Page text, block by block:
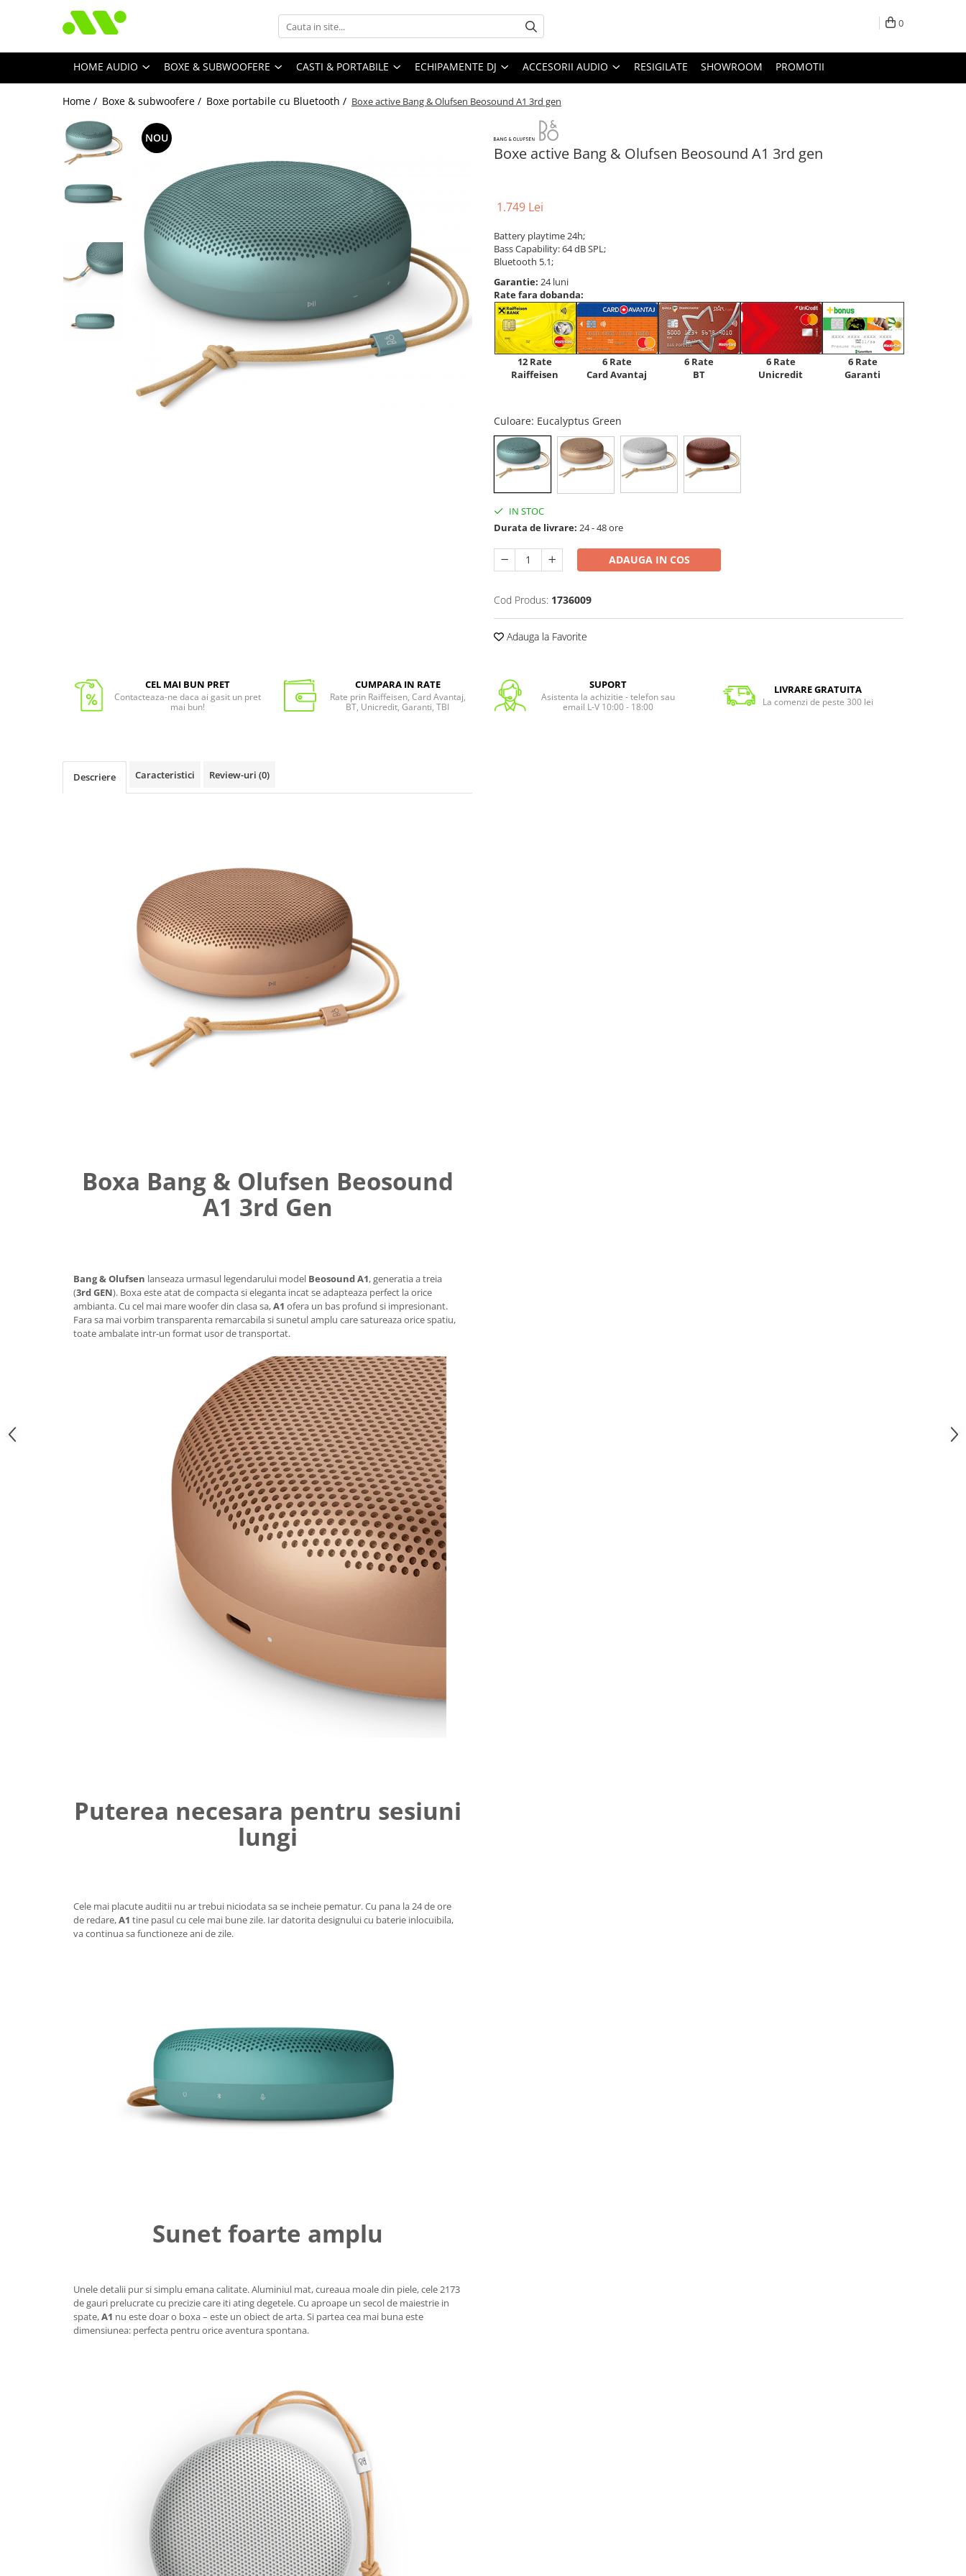
0
HOME AUDIO BOXE & SUBWOOFERE CASTI & PORTABILE ECHIPAMENTE DJ ACCESORII AUDIO RESIGILATE SHOWROOM PROMOTII
Home / Boxe & subwoofere / Boxe portabile cu Bluetooth / Boxe active Bang & Olufsen Beosound A1 3rd gen
Boxe active Bang & Olufsen Beosound A1 3rd gen
NOU
1.749 Lei
Battery playtime 24h;
Bass Capability: 64 dB SPL;
Bluetooth 5.1;
Garantie: 24 luni
Rate fara dobanda:
12 Rate
Raiffeisen
6 Rate
Card Avantaj
6 Rate
BT
6 Rate
Unicredit
6 Rate
Garanti
Culoare: Eucalyptus Green
IN STOC
Durata de livrare: 24 - 48 ore
ADAUGA IN COS
Cod Produs: 1736009
Adauga la Favorite
CEL MAI BUN PRET
Contacteaza-ne daca ai gasit un pret
mai bun!
CUMPARA IN RATE
Rate prin Raiffeisen, Card Avantaj,
BT, Unicredit, Garanti, TBI
SUPORT
Asistenta la achizitie - telefon sau
email L-V 10:00 - 18:00
LIVRARE GRATUITA
La comenzi de peste 300 lei
Descriere Caracteristici Review-uri (0)
Boxa Bang & Olufsen Beosound
A1 3rd Gen
Bang & Olufsen lanseaza urmasul legendarului model Beosound A1, generatia a treia
(3rd GEN). Boxa este atat de compacta si eleganta incat se adapteaza perfect la orice
ambianta. Cu cel mai mare woofer din clasa sa,A1 ofera un bas profund si impresionant.
Fara sa mai vorbim transparenta remarcabila si sunetul amplu care satureaza orice spatiu,
toate ambalate intr-un format usor de transportat.
Puterea necesara pentru sesiuni
lungi
Cele mai placute auditii nu ar trebui niciodata sa se incheie pematur. Cu pana la 24 de ore
de redare,A1 tine pasul cu cele mai bune zile. Iar datorita designului cu baterie inlocuibila,
va continua sa functioneze ani de zile.
Sunet foarte amplu
Unele detalii pur si simplu emana calitate. Aluminiul mat, cureaua moale din piele, cele 2173
de gauri prelucrate cu precizie care iti ating degetele. Cu aproape un secol de maiestrie in
spate,A1 nu este doar o boxa – este un obiect de arta. Si partea cea mai buna este
dimensiunea: perfecta pentru orice aventura spontana.